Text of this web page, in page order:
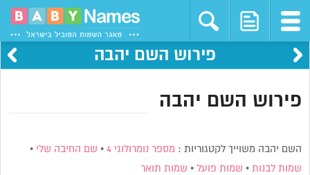
פירוש השם יהבה
פירוש השם יהבה
השם יהבה משוייך לקטגוריות : מספר נומרולוגי 4 • שם החיבה שלי •
שמות לבנות • שמות פועל • שמות תואר